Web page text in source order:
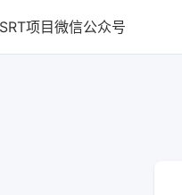
项目微信公众号